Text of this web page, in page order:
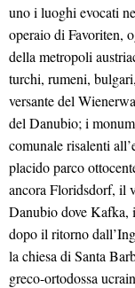
uno i luoghi evocati
operaio di Favoriten,
della metropoli
turchi, rumeni,
versante del
del Danubio; i
comunale risalenti
placido parco
ancora Floridsdorf, il
Danubio dove Kafka,
dopo il ritorno
la chiesa di Santa
greco-ortodossa